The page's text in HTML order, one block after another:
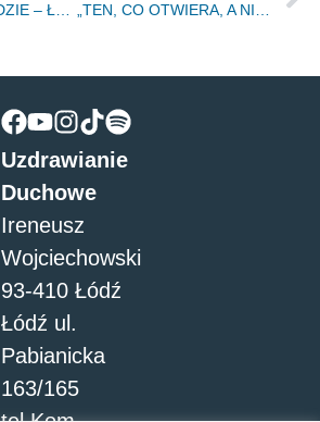
BOŻE MIŁOSIERDZIE – Łódź 15.01.2016r „TEN, CO OTWIERA, A NIKT NIE ZAMKNIE” – Łódź 20.02.2016r
Uzdrawianie
Duchowe
Ireneusz
Wojciechowski
93-410 Łódź
Łódź ul.
Pabianicka
163/165